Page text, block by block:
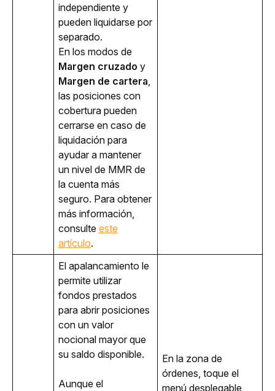
independiente y
pueden liquidarse por
separado.
En los modos de
Margen cruzado y
Margen de cartera
las posiciones con
cobertura pueden
cerrarse en caso de
liquidación para
ayudar a mantener
un nivel de MMR de
la cuenta más
seguro. Para obtener
más información,
consulte este
artículo.
El apalancamiento le
permite utilizar
fondos prestados
para abrir posiciones
con un valor
nocional mayor que
su saldo disponible.
Aunque el
En la zona de
órdenes, toque el